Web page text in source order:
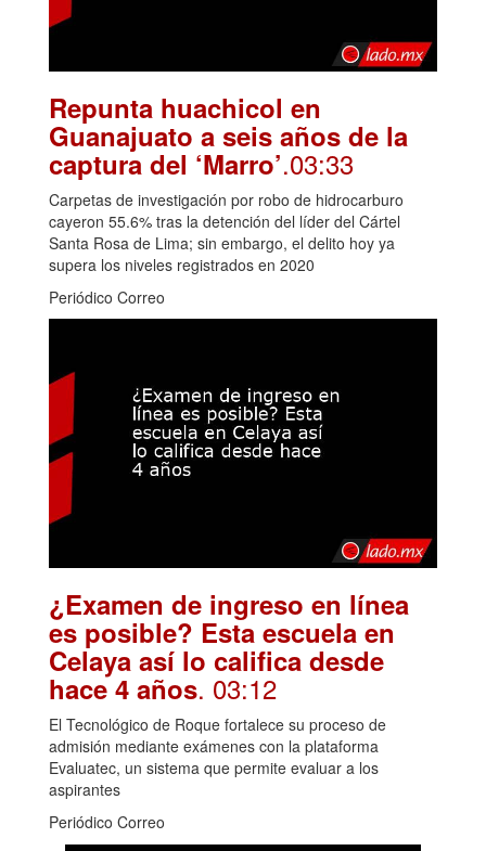
Repunta huachicol en
Guanajuato a seis años de la
captura del ‘Marro’.03:33
Carpetas de investigación por robo de hidrocarburo
cayeron 55.6% tras la detención del líder del Cártel
Santa Rosa de Lima; sin embargo, el delito hoy ya
supera los niveles registrados en 2020
Periódico Correo
¿Examen de ingreso en línea
es posible? Esta escuela en
Celaya así lo califica desde
hace 4 años. 03:12
El Tecnológico de Roque fortalece su proceso de
admisión mediante exámenes con la plataforma
Evaluatec, un sistema que permite evaluar a los
aspirantes
Periódico Correo